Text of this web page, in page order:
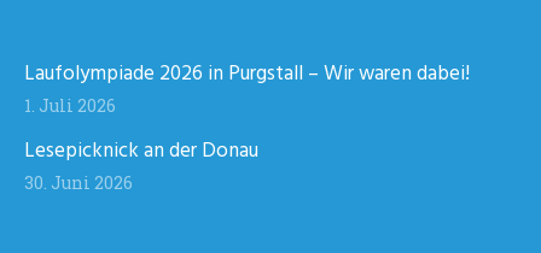
Laufolympiade 2026 in Purgstall – Wir waren dabei!
1. Juli 2026
Lesepicknick an der Donau
30. Juni 2026